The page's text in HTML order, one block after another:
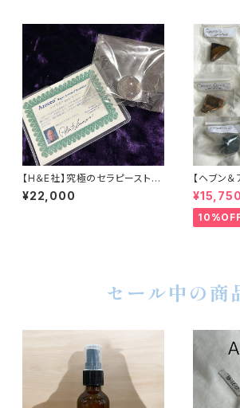
【H＆E社】究極のセラピーストー
ン・アゾゼオ アマゼツ 丸玉（保
証書・ディレクトリカード付き）2
¥22,000
【ヘブン＆
イバイブレ
ーン９種(
¥15,750
セール中の商